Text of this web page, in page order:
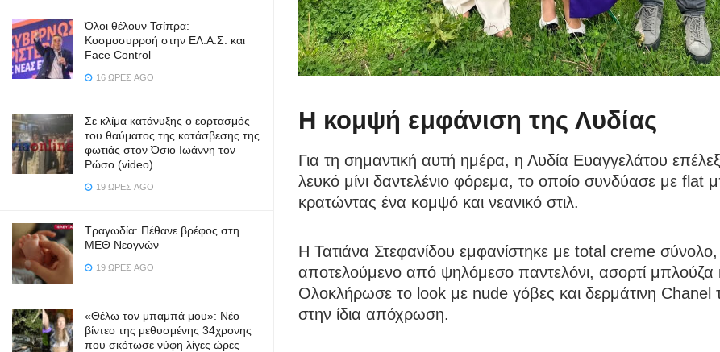
Όλοι θέλουν Τσίπρα:
Κοσμοσυρροή στην ΕΛ.Α.Σ. και
Face Control
16 ΏΡΕΣ AGO
Σε κλίμα κατάνυξης ο εορτασμός
του θαύματος της κατάσβεσης της
φωτιάς στον Όσιο Ιωάννη τον
Ρώσο (video)
19 ΏΡΕΣ AGO
Τραγωδία: Πέθανε βρέφος στη
ΜΕΘ Νεογνών
19 ΏΡΕΣ AGO
«Θέλω τον μπαμπά μου»: Νέο
βίντεο της μεθυσμένης 34χρονης
που σκότωσε νύφη λίγες ώρες
Η κομψή εμφάνιση της Λυδίας
Για τη σημαντική αυτή ημέρα, η Λυδία Ευαγγελάτου
λευκό μίνι δαντελένιο φόρεμα, το οποίο συνδύασε με flat
κρατώντας ένα κομψό και νεανικό στιλ.
Η Τατιάνα Στεφανίδου εμφανίστηκε με total creme σύνολο,
αποτελούμενο από ψηλόμεσο παντελόνι, ασορτί μπλούζα
Ολοκλήρωσε το look με nude γόβες και δερμάτινη Chanel
στην ίδια απόχρωση.